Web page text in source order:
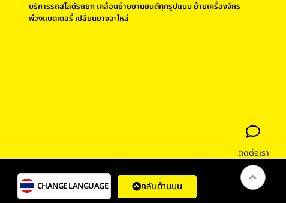
บริการรถสไลด์รถยก เคลื่อนย้ายยานยนต์ทุกรูปแบบ ย้ายเครื่องจักร
พ่วงแบตเตอรี่ เปลี่ยนยางอะไหล่
CHANGE LANGUAGE กลับด้านบน
ติดต่อเรา